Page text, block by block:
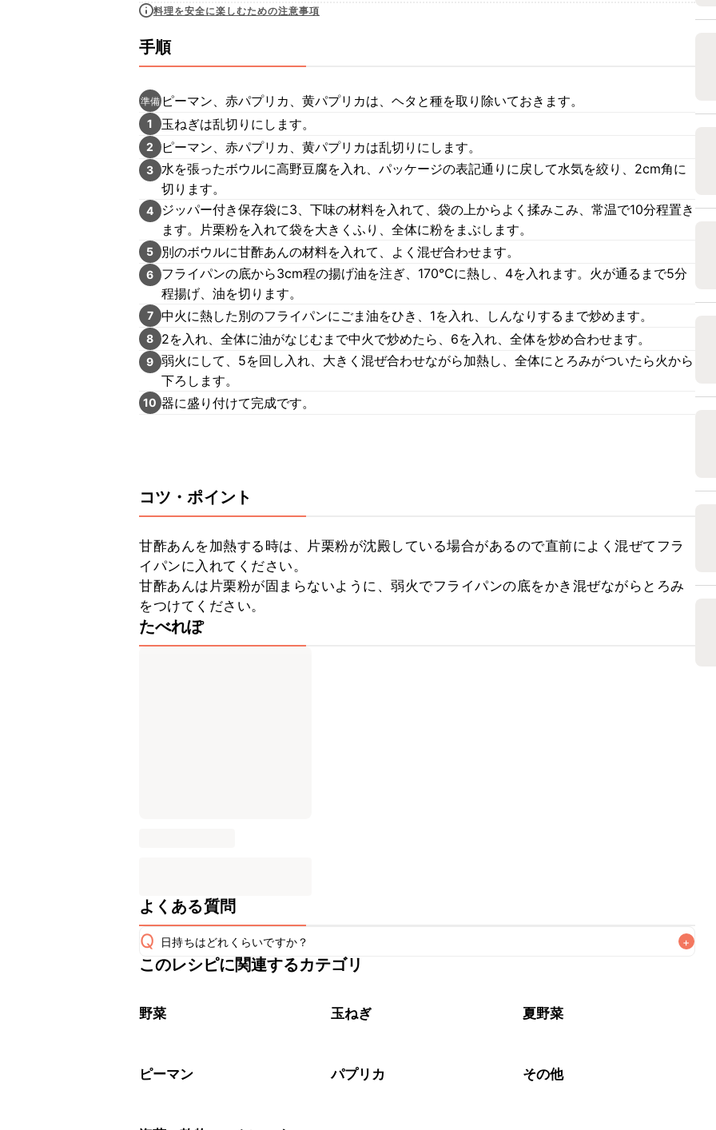
料理を安全に楽しむための注意事項
手順
準備 ピーマン、赤パプリカ、黄パプリカは、ヘタと種を取り除いておきます。
1 玉ねぎは乱切りにします。
2 ピーマン、赤パプリカ、黄パプリカは乱切りにします。
3 水を張ったボウルに高野豆腐を入れ、パッケージの表記通りに戻して水気を絞り、2cm角に
切ります。
4
ジッパー付き保存袋に3、下味の材料を入れて、袋の上からよく揉みこみ、常温で10分程置き
ます。片栗粉を入れて袋を大きくふり、全体に粉をまぶします。
5 別のボウルに甘酢あんの材料を入れて、よく混ぜ合わせます。
6
フライパンの底から3cm程の揚げ油を注ぎ、170℃に熱し、4を入れます。火が通るまで5分
程揚げ、油を切ります。
7 中火に熱した別のフライパンにごま油をひき、1を入れ、しんなりするまで炒めます。
8 2を入れ、全体に油がなじむまで中火で炒めたら、6を入れ、全体を炒め合わせます。
9 弱火にして、5を回し入れ、大きく混ぜ合わせながら加熱し、全体にとろみがついたら火から
下ろします。
10 器に盛り付けて完成です。
コツ・ポイント
甘酢あんを加熱する時は、片栗粉が沈殿している場合があるので直前によく混ぜてフラ
イパンに入れてください。
甘酢あんは片栗粉が固まらないように、弱火でフライパンの底をかき混ぜながらとろみ
をつけてください。
たべれぽ
よくある質問
Q 日持ちはどれくらいですか？ +
保存期間は冷蔵で翌日中が目安です。なるべくお早めにお召し上がりください。
※日持ちは目安です。
このレシピに関連するカテゴリ
野菜 玉ねぎ 夏野菜
ピーマン パプリカ その他